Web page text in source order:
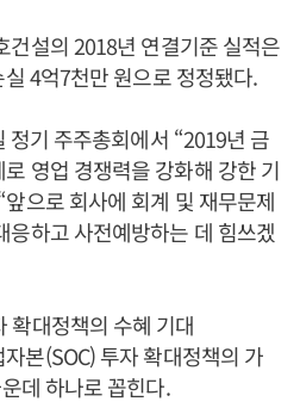
건설의 2018년 연결기준 실적은
4억7천만 원으로 정정됐다.
정기 주주총회에서 “2019년 금
영업 경쟁력을 강화해 강한 기
으로 회사에 회계 및 재무문제
응하고 사전예방하는 데 힘쓰겠
대정책의 수혜 기대
본(SOC) 투자 확대정책의 가
데 하나로 꼽힌다.